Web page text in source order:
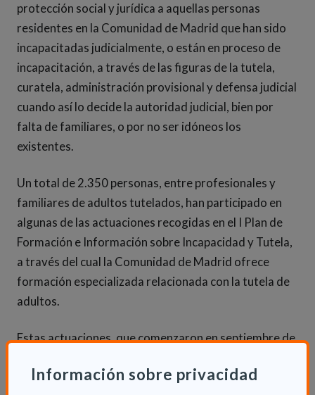
Información sobre privacidad
protección social y jurídica a aquellas personas
residentes en la Comunidad de Madrid que han sido
incapacitadas judicialmente, o están en proceso de
incapacitación, a través de las figuras de la tutela,
curatela, administración provisional y defensa judicial
cuando así lo decide la autoridad judicial, bien por
falta de familiares, o por no ser idóneos los
existentes.
Un total de 2.350 personas, entre profesionales y
familiares de adultos tutelados, han participado en
algunas de las actuaciones recogidas en el I Plan de
Formación e Información sobre Incapacidad y Tutela,
a través del cual la Comunidad de Madrid ofrece
formación especializada relacionada con la tutela de
adultos.
Estas actuaciones, que comenzaron en septiembre de
más de 40 entidades y organizaciones que agrupan a